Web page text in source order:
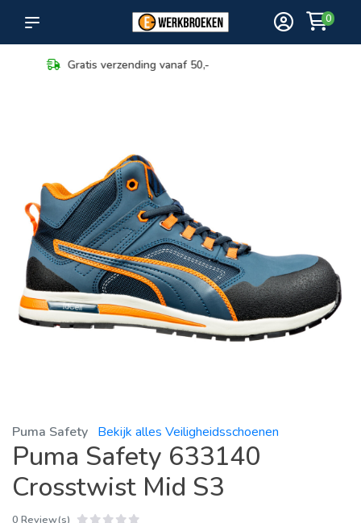
0
Maximale keuze in bezorging
Puma Safety Bekijk alles Veiligheidsschoenen
Puma Safety 633140
Crosstwist Mid S3
0 Review(s)